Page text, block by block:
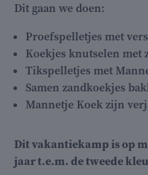
Dit gaan we doen:
Proefspelletjes met
Koekjes knutselen met
Tikspelletjes met
Samen zandkoekjes
Mannetje Koek zijn
Dit vakantiekamp is op
jaar t.e.m. de tweede